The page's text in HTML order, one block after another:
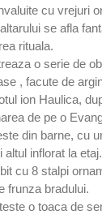
cu vrejuri
se afla
rituala.
o serie de
, facute de
ion Haulica,
de pe o
din barne, cu
altul inflorat la
cu 8 stalpi
frunza bradului.
o toaca de